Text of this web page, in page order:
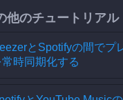
他のチュートリアル
とSpotifyの間でプ
常時同期化する